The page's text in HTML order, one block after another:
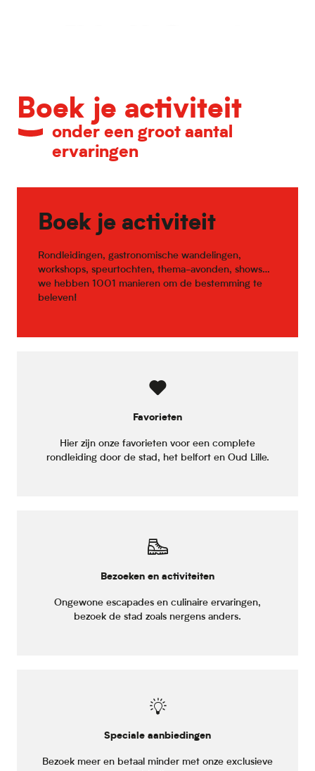
Boek je activiteit
onder een groot aantal
ervaringen
Boek je activiteit
Rondleidingen, gastronomische wandelingen,
workshops, speurtochten, thema-avonden, shows…
we hebben 1001 manieren om de bestemming te
beleven!
Favorieten
Hier zijn onze favorieten voor een complete
rondleiding door de stad, het belfort en Oud Lille.
Bezoeken en activiteiten
Ongewone escapades en culinaire ervaringen,
bezoek de stad zoals nergens anders.
Speciale aanbiedingen
Bezoek meer en betaal minder met onze exclusieve